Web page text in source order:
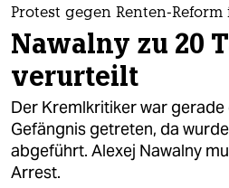
themen
politik
öko
gesellschaft
kultur
Protest gegen Renten-Reform
Nawalny zu 20
verurteilt
Der Kremlkritiker war gerade
Gefängnis getreten, da
abgeführt. Alexej Nawalny
Arrest.